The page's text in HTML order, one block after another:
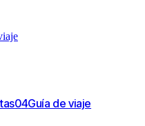
04Guía de viaje